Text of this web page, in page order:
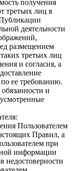
получения
третьих лиц в
деятельности
размещением
третьих лиц
и согласия, а
ее требованию.
и
Пользователем
Правил, а
при
информации
недостоверности